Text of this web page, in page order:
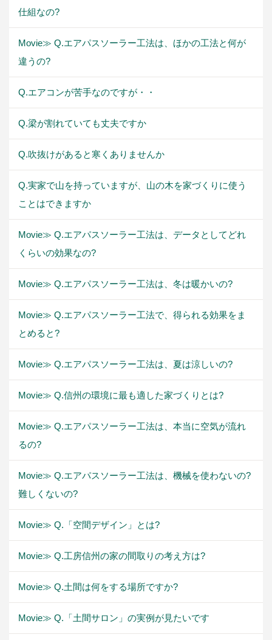
仕組なの?
Movie≫ Q.エアパスソーラー工法は、ほかの工法と何が
違うの?
Q.エアコンが苦手なのですが・・
Q.梁が割れていても丈夫ですか
Q.吹抜けがあると寒くありませんか
Q.実家で山を持っていますが、山の木を家づくりに使う
ことはできますか
Movie≫ Q.エアパスソーラー工法は、データとしてどれ
くらいの効果なの?
Movie≫ Q.エアパスソーラー工法は、冬は暖かいの?
Movie≫ Q.エアパスソーラー工法で、得られる効果をま
とめると?
Movie≫ Q.エアパスソーラー工法は、夏は涼しいの?
Movie≫ Q.信州の環境に最も適した家づくりとは?
Movie≫ Q.エアパスソーラー工法は、本当に空気が流れ
るの?
Movie≫ Q.エアパスソーラー工法は、機械を使わないの?
難しくないの?
Movie≫ Q.「空間デザイン」とは?
Movie≫ Q.工房信州の家の間取りの考え方は?
Movie≫ Q.土間は何をする場所ですか?
Movie≫ Q.「土間サロン」の実例が見たいです